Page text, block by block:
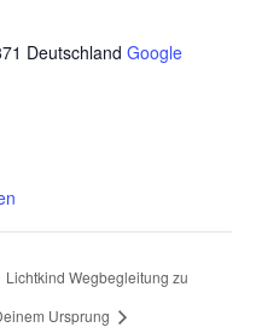
Deutschland Google
Lichtkind Wegbegleitung zu
Ursprung